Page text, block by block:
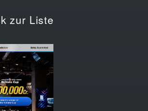
zur Liste